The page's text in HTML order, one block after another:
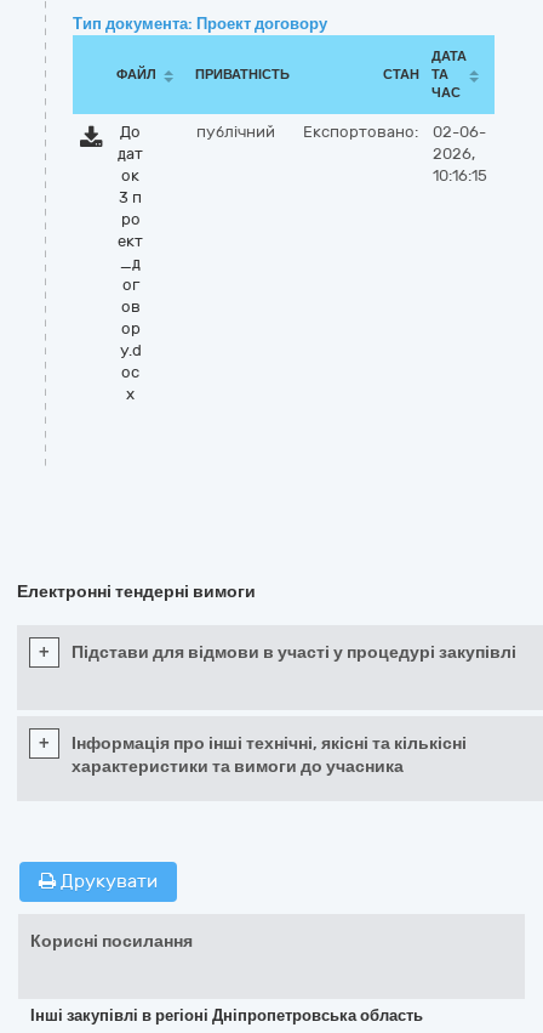
Тип документа: Проект договору
ФАЙЛ ПРИВАТНІСТЬ СТАН
ДАТА
ТА
ЧАС
До
дат
ок
3 п
ро
ект
_д
ог
ов
ор
у.d
oc
x
публічний Експортовано:
02-06-
2026,
10:16:15
Електронні тендерні вимоги
+ Підстави для відмови в участі у процедурі закупівлі
+
Інформація про інші технічні, якісні та кількісні
характеристики та вимоги до учасника
Друкувати
Корисні посилання
Інші закупівлі в регіоні Дніпропетровська область